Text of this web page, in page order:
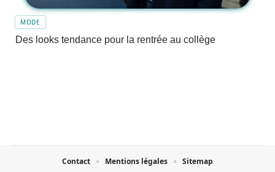
MODE
Des looks tendance pour la rentrée au collège
Contact Mentions légales Sitemap